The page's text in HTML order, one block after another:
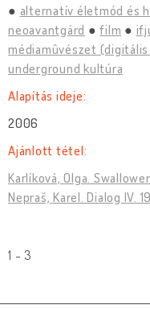
alternatív életmód és
neoavantgárd
film
médiamûvészet
underground kultúra
Alapítás ideje:
2006
Ajánlott tétel:
Karlíková, Olga.
Nepraš, Karel. Dialog IV.
1 - 3